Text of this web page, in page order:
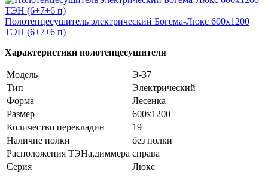
Полотенцесушитель электрический Богема-Люкс 600х1200
ТЭН (6+7+6 п)
Характеристики полотенцесушителя
Модель
Э-37
Тип
Электрический
Форма
Лесенка
Размер
600х1200
Количество перекладин
19
Наличие полки
без полки
Расположения ТЭНа,диммера справа
Серия
Люкс